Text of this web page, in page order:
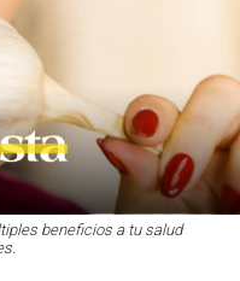
beneficios a tu salud